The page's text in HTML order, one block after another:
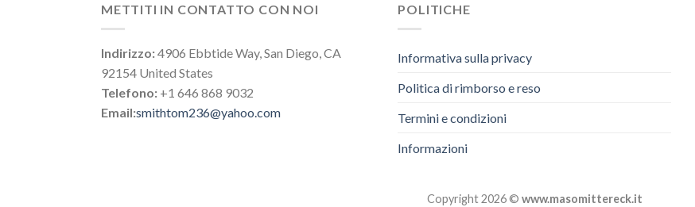
METTITI IN CONTATTO CON NOI
Indirizzo:4906 Ebbtide Way, San Diego, CA
92154 United States
Telefono: +1 646 868 9032
Email:smithtom236@yahoo.com
POLITICHE
Informativa sulla privacy
Politica di rimborso e reso
Termini e condizioni
Informazioni
Copyright 2026 © www.masomittereck.it